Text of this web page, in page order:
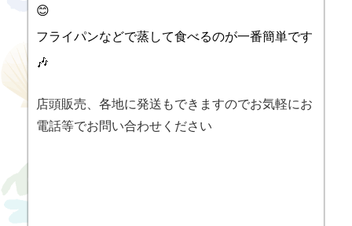
フライパンなどで蒸して食べるのが一番簡単です
🎶
店頭販売、各地に発送もできますのでお気軽にお
電話等でお問い合わせください